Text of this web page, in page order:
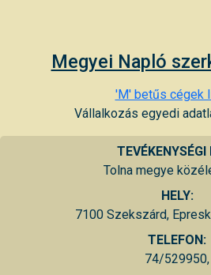
Megyei Napló
'M' betűs cégek
Vállalkozás egyedi
TEVÉKENYSÉGI
Tolna megye
HELY:
7100 Szekszárd,
TELEFON:
74/529950,